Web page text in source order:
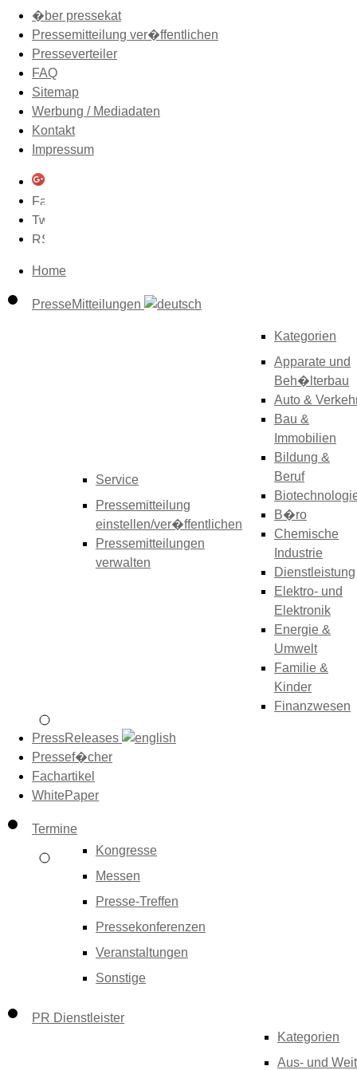
�ber pressekat
Pressemitteilung ver�ffentlichen
Presseverteiler
FAQ
Sitemap
Werbung / Mediadaten
Kontakt
Impressum
Home
PresseMitteilungen
Service
Pressemitteilung
einstellen/ver�ffentlichen
Pressemitteilungen
verwalten
Kategorien
Apparate und
Beh�lterbau
Auto &
Bau &
Immobilien
Bildung &
Beruf
B�ro
Chemische
Industrie
Dienstleistung
Elektro- und
Elektronik
Energie &
Umwelt
Familie &
Kinder
Finanzwesen
PressReleases
Pressef�cher
Fachartikel
WhitePaper
Termine
Kongresse
Messen
Presse-Treffen
Pressekonferenzen
Veranstaltungen
Sonstige
PR Dienstleister
Kategorien
Aus- und